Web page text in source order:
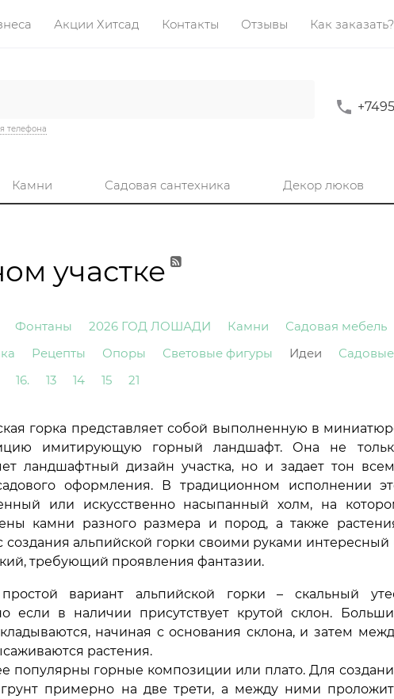
Акции Хитсад Контакты Отзывы Как заказать?
телефона
Камни Садовая сантехника Декор люков
участке
Фонтаны 2026 ГОД ЛОШАДИ Камни Садовая мебель
Рецепты Опоры Световые фигуры Идеи
16. 13 14 15 21
горка представляет собой выполненную в
имитирующую горный ландшафт. Она не
ландшафтный дизайн участка, но и задает тон
оформления. В традиционном исполнении
или искусственно насыпанный холм, на
камни разного размера и пород, а также
создания альпийской горки своими руками интересный
требующий проявления фантазии.
вариант альпийской горки – скальный
если в наличии присутствует крутой склон.
начиная с основания склона, и затем
растения.
популярны горные композиции или плато. Для
грунт примерно на две трети, а между ними